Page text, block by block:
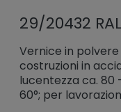
29/20432
Vernice in
costruzioni in
lucentezza ca. 80
60°; per